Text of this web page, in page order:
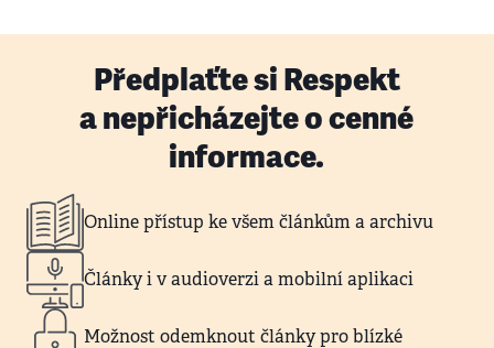
Předplaťte si Respekt
a nepřicházejte o cenné
informace.
Online přístup ke všem článkům a archivu
Články i v audioverzi a mobilní aplikaci
Možnost odemknout články pro blízké